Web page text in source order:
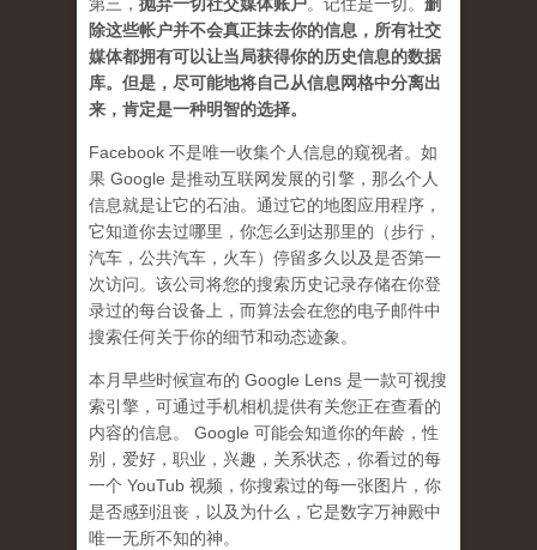
除这些帐户并不会真正抹去你的信息，所有社交
媒体都拥有可以让当局获得你的历史信息的数据
库。但是，尽可能地将自己从信息网格中分离出
来，肯定是一种明智的选择。
Facebook 不是唯一收集个人信息的窥视者。如
果 Google 是推动互联网发展的引擎，那么个人
信息就是让它的石油。通过它的地图应用程序，
它知道你去过哪里，你怎么到达那里的（步行，
汽车，公共汽车，火车）停留多久以及是否第一
次访问。该公司将您的搜索历史记录存储在你登
录过的每台设备上，而算法会在您的电子邮件中
搜索任何关于你的细节和动态迹象。
本月早些时候宣布的 Google Lens 是一款可视搜
索引擎，可通过手机相机提供有关您正在查看的
内容的信息。 Google 可能会知道你的年龄，性
别，爱好，职业，兴趣，关系状态，你看过的每
一个 YouTub 视频，你搜索过的每一张图片，你
是否感到沮丧，以及为什么，它是数字万神殿中
唯一无所不知的神。